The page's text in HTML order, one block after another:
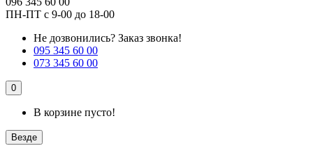
ПН-ПТ с 9-00 до 18-00
Не дозвонились? Заказ звонка!
095 345 60 00
073 345 60 00
0
В корзине пусто!
Везде